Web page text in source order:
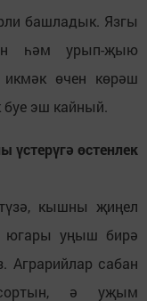
башладык. Язгы
һәм урып-җыю
өчен көрәш
эш кайный.
үстерүгә өстенлек
кышны җиңел
югары уңыш бирә
Аграрийлар сабан
сортын, ә уҗым